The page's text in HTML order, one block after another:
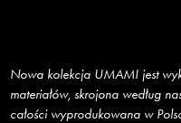
Nowa kolekcja UMAMI jest
materiałów, skrojona według
całości wyprodukowana w